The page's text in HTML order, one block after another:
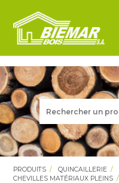
PRODUITS QUINCAILLERIE
CHEVILLES MATÉRIAUX PLEINS